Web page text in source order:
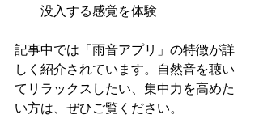
没入する感覚を体験
記事中では「雨音アプリ」の特徴が詳
しく紹介されています。自然音を聴い
てリラックスしたい、集中力を高めた
い方は、ぜひご覧ください。